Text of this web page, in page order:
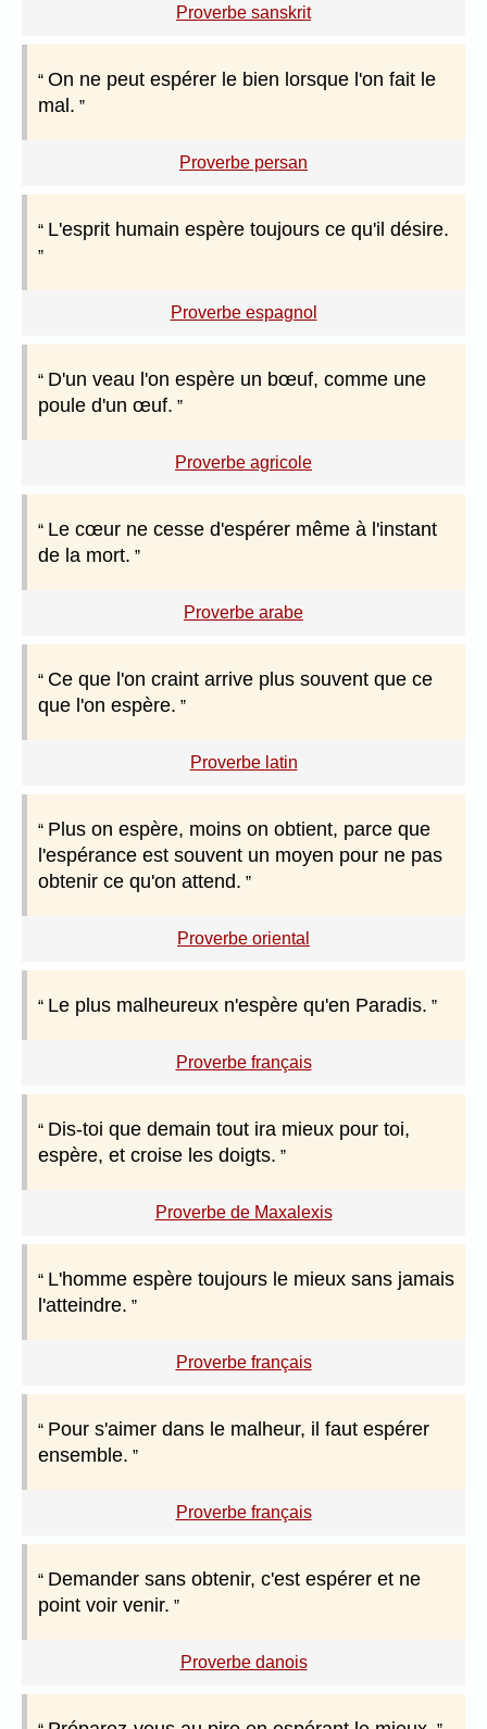
Proverbe sanskrit
On ne peut espérer le bien lorsque l'on fait le
mal.
Proverbe persan
L'esprit humain espère toujours ce qu'il désire.
Proverbe espagnol
D'un veau l'on espère un bœuf, comme une
poule d'un œuf.
Proverbe agricole
Le cœur ne cesse d'espérer même à l'instant
de la mort.
Proverbe arabe
Ce que l'on craint arrive plus souvent que ce
que l'on espère.
Proverbe latin
Plus on espère, moins on obtient, parce que
l'espérance est souvent un moyen pour ne pas
obtenir ce qu'on attend.
Proverbe oriental
Le plus malheureux n'espère qu'en Paradis.
Proverbe français
Dis-toi que demain tout ira mieux pour toi,
espère, et croise les doigts.
Proverbe de Maxalexis
L'homme espère toujours le mieux sans jamais
l'atteindre.
Proverbe français
Pour s'aimer dans le malheur, il faut espérer
ensemble.
Proverbe français
Demander sans obtenir, c'est espérer et ne
point voir venir.
Proverbe danois